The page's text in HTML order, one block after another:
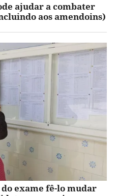
ajudar a combater
aos amendoins)
exame fê-lo mudar